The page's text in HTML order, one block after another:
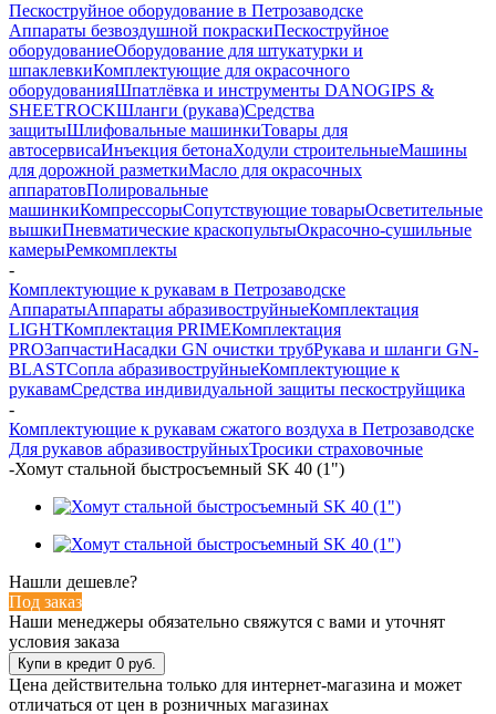
Пескоструйное оборудование в Петрозаводске
Аппараты безвоздушной покраскиПескоструйное
оборудованиеОборудование для штукатурки и
шпаклевкиКомплектующие для окрасочного
оборудованияШпатлёвка и инструменты DANOGIPS &
SHEETROCKШланги (рукава)Средства
защитыШлифовальные машинкиТовары для
автосервисаИнъекция бетонаХодули строительныеМашины
для дорожной разметкиМасло для окрасочных
аппаратовПолировальные
машинкиКомпрессорыСопутствующие товарыОсветительные
вышкиПневматические краскопультыОкрасочно-сушильные
камерыРемкомплекты
-
Комплектующие к рукавам в Петрозаводске
АппаратыАппараты абразивоструйныеКомплектация
LIGHTКомплектация PRIMEКомплектация
PROЗапчастиНасадки GN очистки трубРукава и шланги GN-
BLASTСопла абразивоструйныеКомплектующие к
рукавамСредства индивидуальной защиты пескоструйщика
-
Комплектующие к рукавам сжатого воздуха в Петрозаводске
Для рукавов абразивоструйныхТросики страховочные
-Хомут стальной быстросъемный SK 40 (1")
Нашли дешевле?
Под заказ
Наши менеджеры обязательно свяжутся с вами и уточнят
условия заказа
Цена действительна только для интернет-магазина и может
отличаться от цен в розничных магазинах